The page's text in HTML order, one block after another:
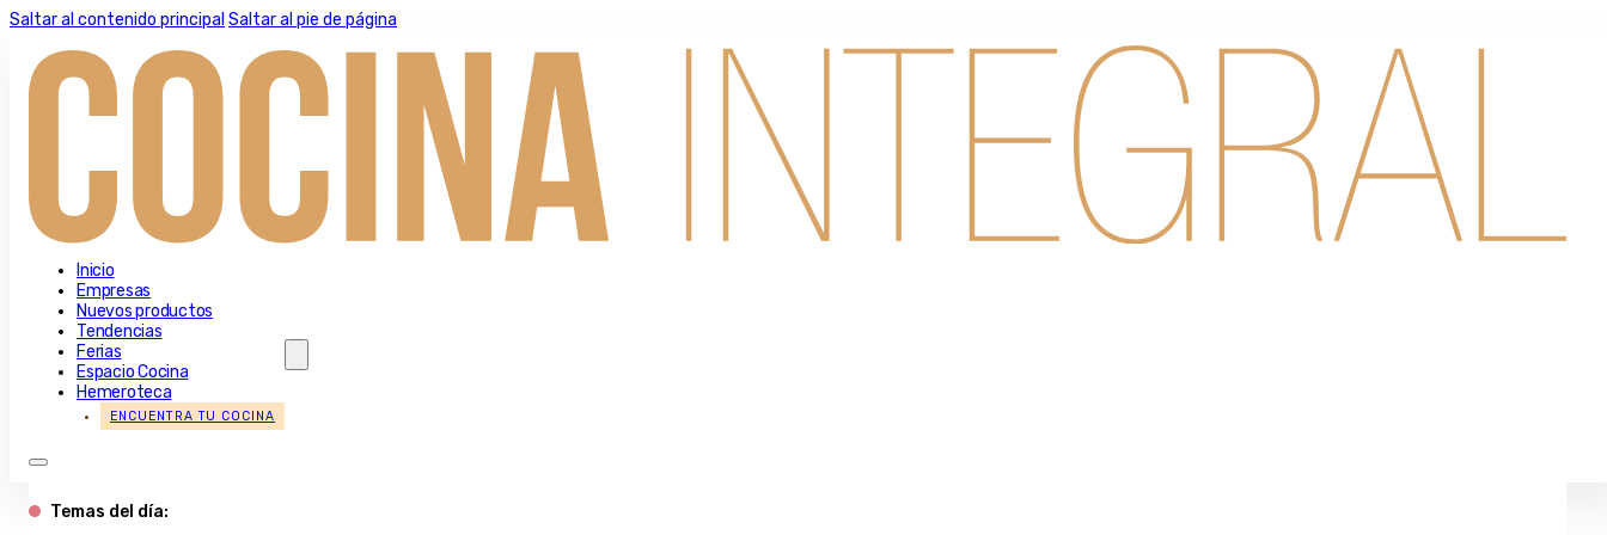
Saltar al contenido principal Saltar al pie de página
Inicio
Empresas
Nuevos productos
Tendencias
Ferias
Espacio Cocina
Hemeroteca
ENCUENTRA TU COCINA
Temas del día: